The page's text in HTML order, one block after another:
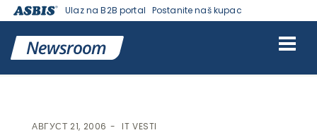
Ulaz na B2B portal Postanite naš kupac
PROIZVODNJA PENTIUM-A D
АВГУСТ 21, 2006 IT VESTI